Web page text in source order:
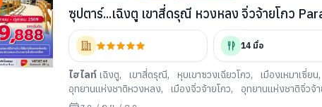
ซุปตาร์...เฉิงตู เขาสี่ดรุณี หวงหลง จิ่วจ้ายโกว
(APR - OCT 26) บินเย็น-กลับดึก
14 มื้อ
ไฮไลท์ เฉิงตู, เขาสี่ดรุณี, หุบเขาซวงเฉียวโกว, เมืองเหมาเซี่ยน,
อุทยานแห่งชาติหวงหลง, เมืองจิ่วจ้ายโกว, อุทยานแห่งชาติจิ่วจ้า
แคบ (เมืองเฉิงตู),